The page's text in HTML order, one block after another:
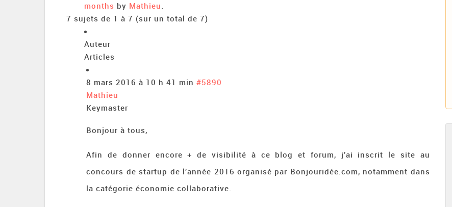
months by Mathieu.
7 sujets de 1 à 7 (sur un total de 7)
Auteur
Articles
8 mars 2016 à 10 h 41 min #5890
Mathieu
Keymaster
Bonjour à tous,
Afin de donner encore + de visibilité à ce blog et forum, j’ai inscrit le site au
concours de startup de l’année 2016 organisé par Bonjouridée.com, notamment dans
la catégorie économie collaborative.